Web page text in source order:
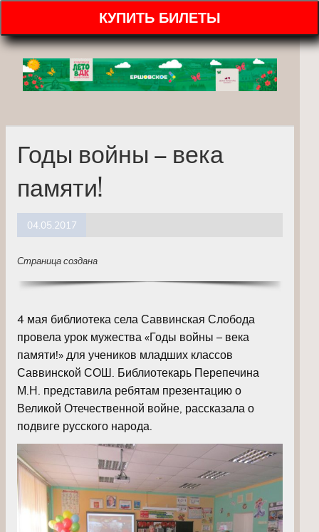
КУПИТЬ БИЛЕТЫ
Годы войны – века
памяти!
04.05.2017
Страница создана
4 мая библиотека села Саввинская Слобода
провела урок мужества «Годы войны – века
памяти!» для учеников младших классов
Саввинской СОШ. Библиотекарь Перепечина
М.Н. представила ребятам презентацию о
Великой Отечественной войне, рассказала о
подвиге русского народа.